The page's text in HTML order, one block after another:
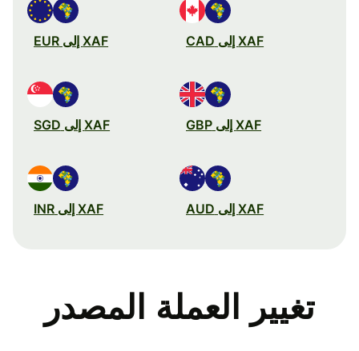
XAF إلى CAD XAF إلى EUR
XAF إلى GBP XAF إلى SGD
XAF إلى AUD XAF إلى INR
تغيير العملة المصدر